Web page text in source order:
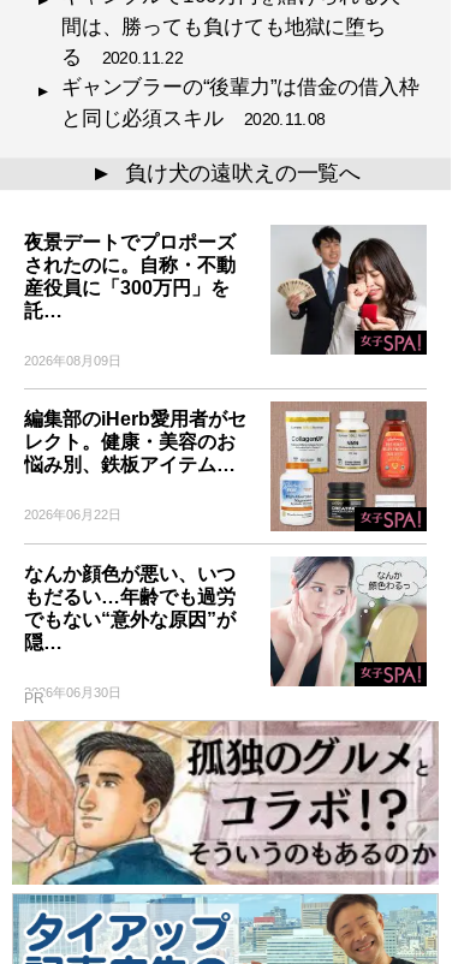
間は、勝っても負けても地獄に堕ち
る
2020.11.22
ギャンブラーの“後輩力”は借金の借入枠
と同じ必須スキル
2020.11.08
▲ 負け犬の遠吠えの一覧へ
夜景デートでプロポーズ
されたのに。自称・不動
産役員に「300万円」を
託…
2026年08月09日
編集部のiHerb愛用者がセ
レクト。健康・美容のお
悩み別、鉄板アイテム…
2026年06月22日
なんか顔色が悪い、いつ
もだるい…年齢でも過労
でもない“意外な原因”が
隠…
2026年06月30日
PR